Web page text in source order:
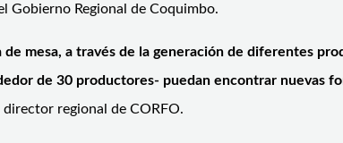
Gobierno Regional de Coquimbo.
mesa, a través de la generación de diferentes
de 30 productores- puedan encontrar nuevas
regional de CORFO.